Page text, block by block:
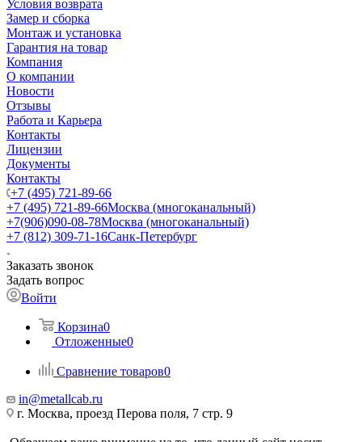
Условия возврата
Замер и сборка
Монтаж и установка
Гарантия на товар
Компания
О компании
Новости
Отзывы
Работа и Карьера
Контакты
Лицензии
Документы
Контакты
+7 (495) 721-89-66
+7 (495) 721-89-66Москва (многоканальный)
+7(906)090-08-78Москва (многоканальный)
+7 (812) 309-71-16Санк-Петербург
Заказать звонок
Задать вопрос
Войти
Корзина0
Отложенные0
Сравнение товаров0
in@metallcab.ru
г. Москва, проезд Перова поля, 7 стр. 9